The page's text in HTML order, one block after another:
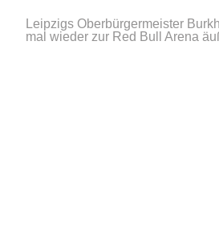
Leipzigs Oberbürgermeister
mal wieder zur Red Bull Arena